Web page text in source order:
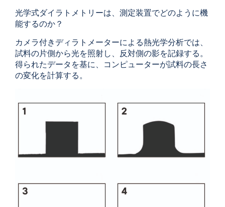
光学式ダイラトメトリーは、測定装置でどのように機
能するのか？
カメラ付きディラトメーターによる熱光学分析では、
試料の片側から光を照射し、反対側の影を記録する。
得られたデータを基に、コンピューターが試料の長さ
の変化を計算する。